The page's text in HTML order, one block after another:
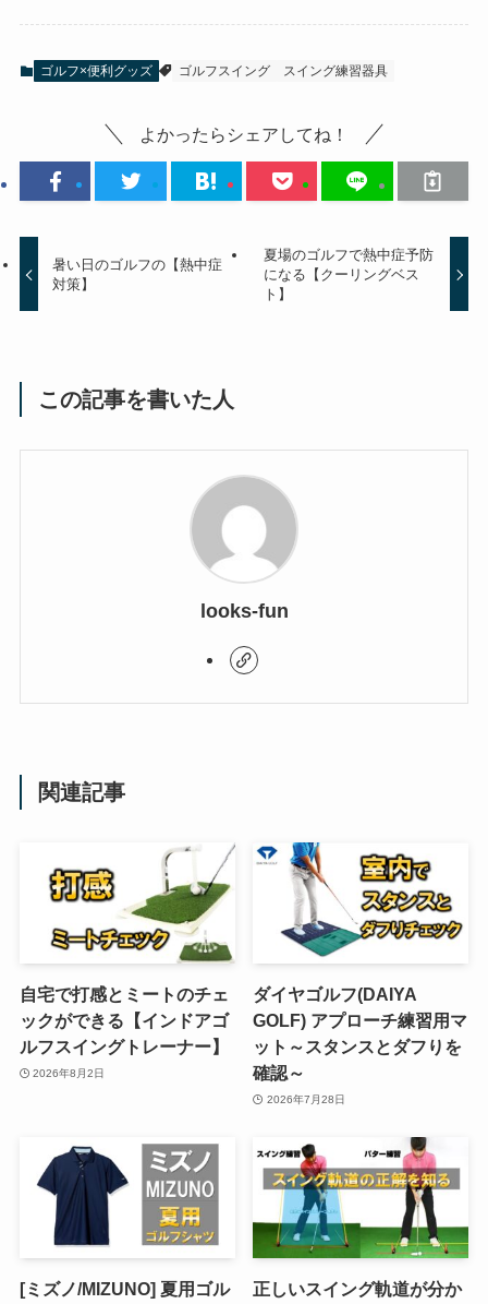
ゴルフ×便利グッズ ゴルフスイング スイング練習器具
よかったらシェアしてね！
暑い日のゴルフの【熱中症
対策】
夏場のゴルフで熱中症予防
になる【クーリングベス
ト】
この記事を書いた人
looks-fun
関連記事
自宅で打感とミートのチェ
ックができる【インドアゴ
ルフスイングトレーナー】
2026年8月2日
ダイヤゴルフ(DAIYA
GOLF) アプローチ練習用マ
ット～スタンスとダフりを
確認～
2026年7月28日
[ミズノ/MIZUNO] 夏用ゴル
正しいスイング軌道が分か